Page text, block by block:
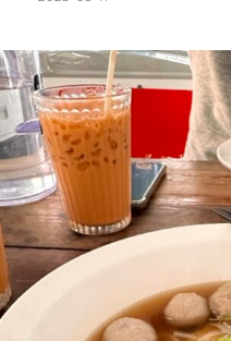
林
必
比
登
推
薦
EKACHAN。
在
河
創
T
H
L
E
A
V
E
A
M
N